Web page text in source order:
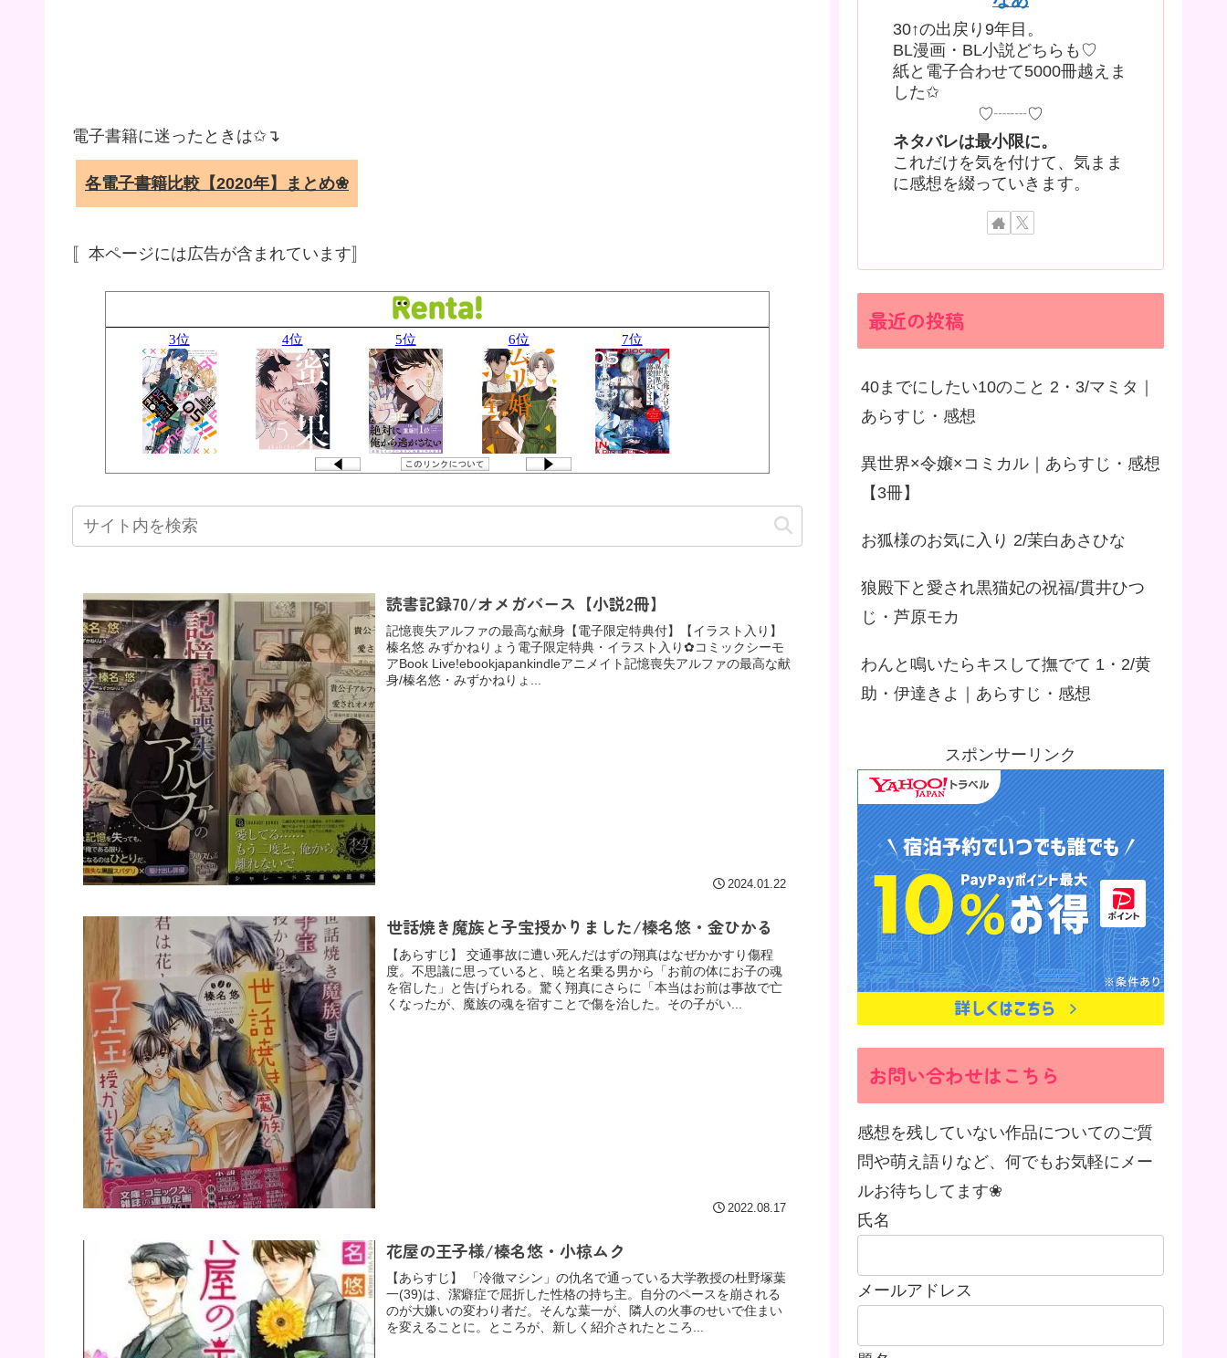
電子書籍に迷ったときは✩↴
各電子書籍比較【2020年】まとめ❀
〚本ページには広告が含まれています〛
読書記録70/オメガバース【小説2冊】
記憶喪失アルファの最高な献身【電子限定特典付】【イラスト入り】
榛名悠 みずかねりょう電子限定特典・イラスト入り✿コミックシーモ
アBook Live!ebookjapankindleアニメイト記憶喪失アルファの最高な献
身/榛名悠・みずかねりょ...
2024.01.22
世話焼き魔族と子宝授かりました/榛名悠・金ひかる
【あらすじ】 交通事故に遭い死んだはずの翔真はなぜかかすり傷程
度。不思議に思っていると、暁と名乗る男から「お前の体にお子の魂
を宿した」と告げられる。驚く翔真にさらに「本当はお前は事故で亡
くなったが、魔族の魂を宿すことで傷を治した。その子がい...
2022.08.17
花屋の王子様/榛名悠・小椋ムク
【あらすじ】 「冷徹マシン」の仇名で通っている大学教授の杜野塚葉
一(39)は、潔癖症で屈折した性格の持ち主。自分のペースを崩される
のが大嫌いの変わり者だ。そんな葉一が、隣人の火事のせいで住まい
を変えることに。ところが、新しく紹介されたところ...
30↑の出戻り9年目。
BL漫画・BL小説どちらも♡
紙と電子合わせて5000冊越えま
した✩
♡┈┈♡
ネタバレは最小限に。
これだけを気を付けて、気まま
に感想を綴っていきます。
最近の投稿
40までにしたい10のこと 2・3/マミタ｜
あらすじ・感想
異世界×令嬢×コミカル｜あらすじ・感想
【3冊】
お狐様のお気に入り 2/茉白あさひな
狼殿下と愛され黒猫妃の祝福/貫井ひつ
じ・芦原モカ
わんと鳴いたらキスして撫でて 1・2/黄
助・伊達きよ｜あらすじ・感想
スポンサーリンク
お問い合わせはこちら
感想を残していない作品についてのご質
問や萌え語りなど、何でもお気軽にメー
ルお待ちしてます❀
氏名
メールアドレス